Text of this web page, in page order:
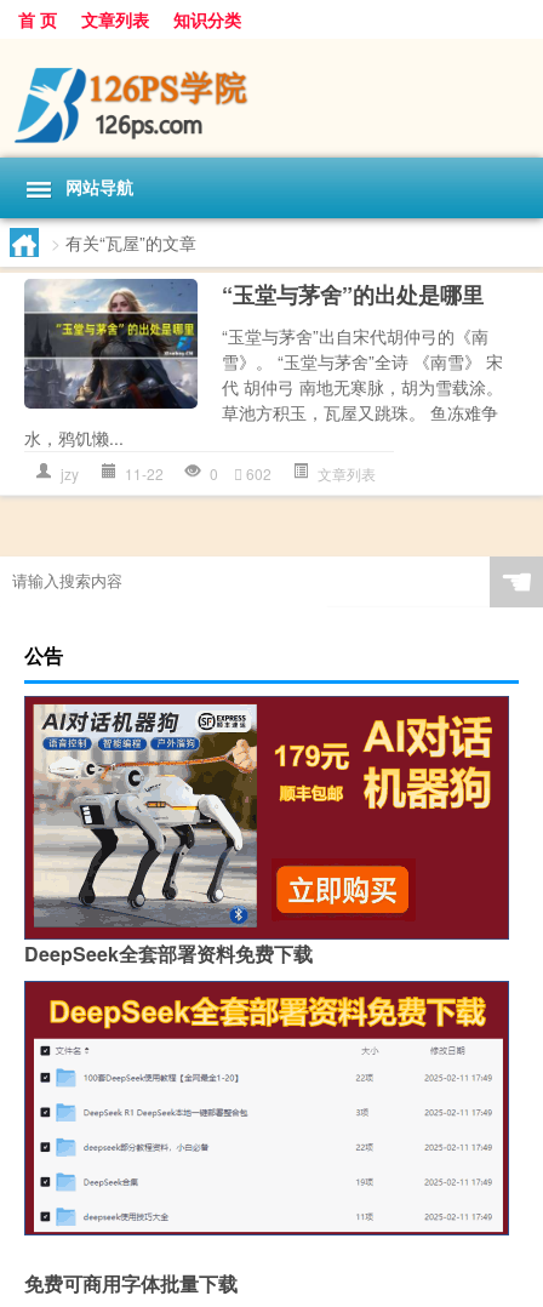
首 页 文章列表 知识分类
网站导航
> 有关“瓦屋”的文章
“玉堂与茅舍”的出处是哪里
“玉堂与茅舍”出自宋代胡仲弓的《南
雪》。 “玉堂与茅舍”全诗 《南雪》 宋
代 胡仲弓 南地无寒脉，胡为雪载涂。
草池方积玉，瓦屋又跳珠。 鱼冻难争
水，鸦饥懒...
jzy 11-22 0 602 文章列表
☚
公告
DeepSeek全套部署资料免费下载
免费可商用字体批量下载